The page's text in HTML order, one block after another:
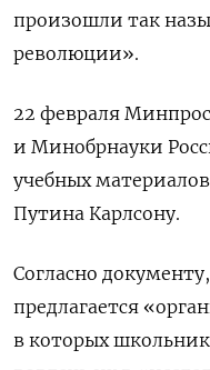
произошли так
революции».
22 февраля
и Минобрнауки
учебных
Путина Карлсону.
Согласно
предлагается
в которых